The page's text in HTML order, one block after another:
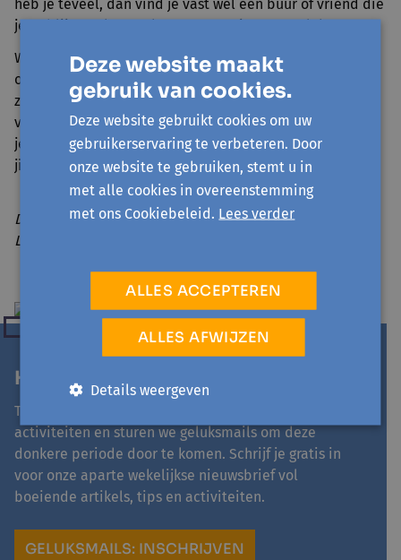
heb je teveel, dan vind je vast wel een buur of vriend die
je er blij mee kan maken. Zo oogst je extra geluk.
Wil je nog meer geluk zaaien? Fleur dan je tuin of terras
op met een waaier aan bloemensoorten. Je kan ze zelf
zaaien of bloembollen planten. Heel wat insecten en
vogels zullen je dankbaar zijn. Je geeft kleur en geur aan
je omgeving en daar wordt je zelf ook vrolijker van. Voel
jij de lentekriebels ook al?
Door Michiel Bijlemans, vormingswerker bij Avansa
Limburg.
Heb jij last van een winterdip?
Tot aan de lente organiseren we extra leuke (online)
activiteiten en sturen we geluksmails om deze
donkere periode door te komen. Schrijf je gratis in
voor onze aparte wekelijkse nieuwsbrief vol
boeiende artikels, tips en activiteiten.
GELUKSMAILS: INSCHRIJVEN
Deze website maakt
gebruik van cookies.
Deze website gebruikt cookies om uw
gebruikerservaring te verbeteren. Door
onze website te gebruiken, stemt u in
met alle cookies in overeenstemming
met ons Cookiebeleid. Lees verder
ALLES ACCEPTEREN
ALLES AFWIJZEN
Details weergeven